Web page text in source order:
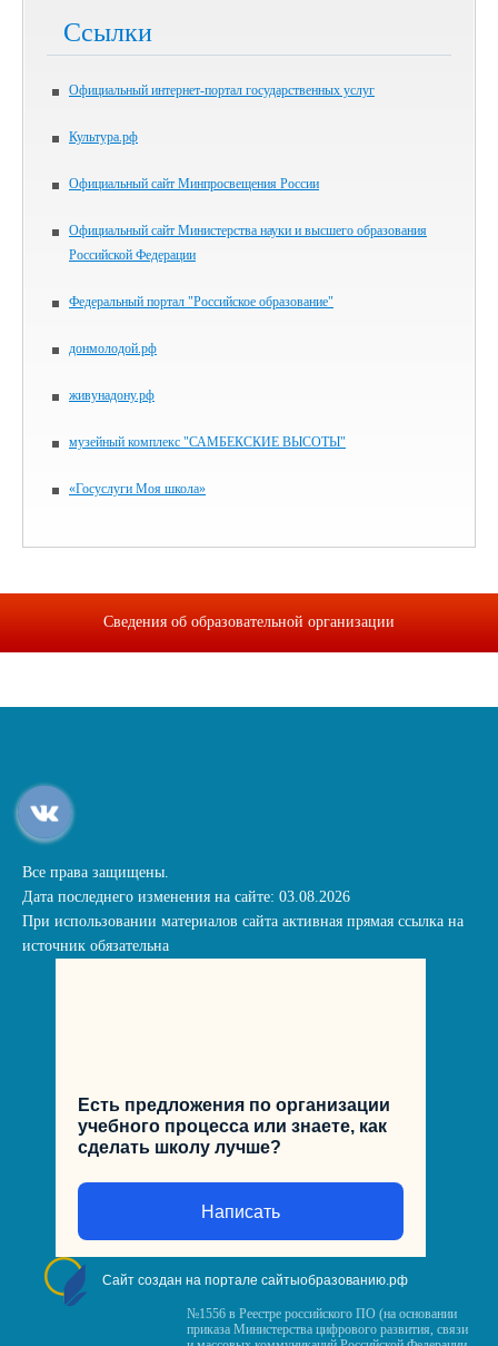
Ссылки
Официальный интернет-портал государственных услуг
Культура.рф
Официальный сайт Минпросвещения России
Официальный сайт Министерства науки и высшего образования
Российской Федерации
Федеральный портал "Российское образование"
донмолодой.рф
живунадону.рф
музейный комплекс "САМБЕКСКИЕ ВЫСОТЫ"
«Госуслуги Моя школа»
Сведения об образовательной организации
Все права защищены.
Дата последнего изменения на сайте: 03.08.2026
При использовании материалов сайта активная прямая ссылка на
источник обязательна
Есть предложения по организации
учебного процесса или знаете, как
сделать школу лучше?
Написать
Сайт создан на портале сайтыобразованию.рф
№1556 в Реестре российского ПО (на основании
приказа Министерства цифрового развития, связи